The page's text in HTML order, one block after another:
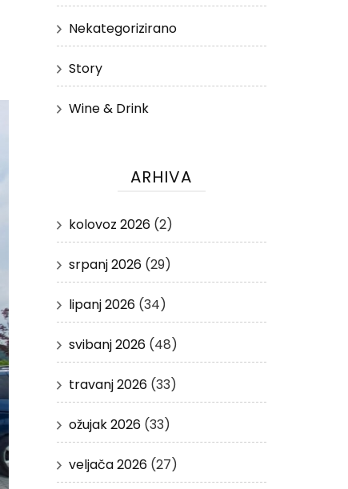
Nekategorizirano
Story
Wine & Drink
ARHIVA
kolovoz 2026(2)
srpanj 2026(29)
lipanj 2026(34)
svibanj 2026(48)
travanj 2026(33)
ožujak 2026(33)
veljača 2026(27)